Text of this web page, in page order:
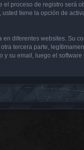
proceso de registro será
tiene la opción de
diferentes websites. Su
tercera parte,
su email, luego el